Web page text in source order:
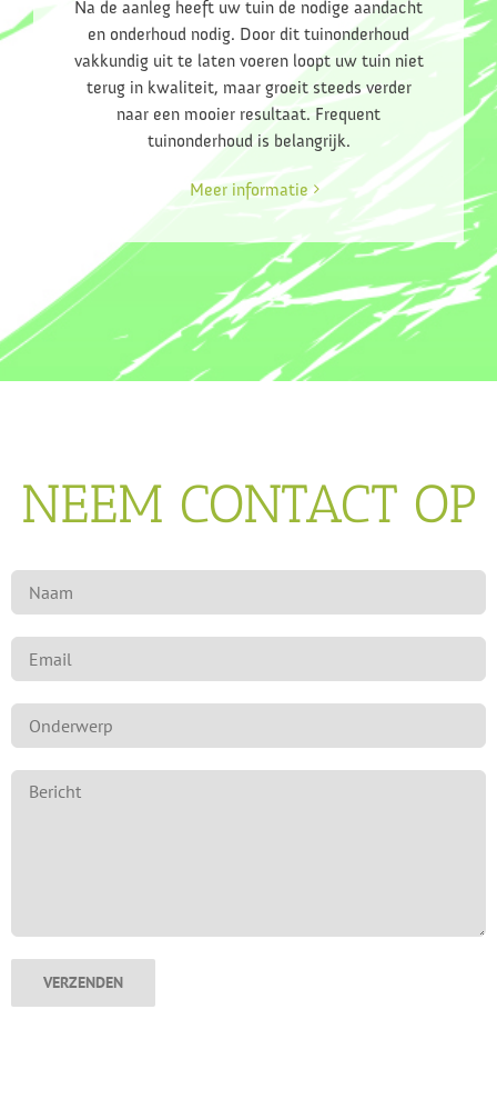
Na de aanleg heeft uw tuin de nodige aandacht
en onderhoud nodig. Door dit tuinonderhoud
vakkundig uit te laten voeren loopt uw tuin niet
terug in kwaliteit, maar groeit steeds verder
naar een mooier resultaat. Frequent
tuinonderhoud is belangrijk.
Meer informatie
NEEM CONTACT OP